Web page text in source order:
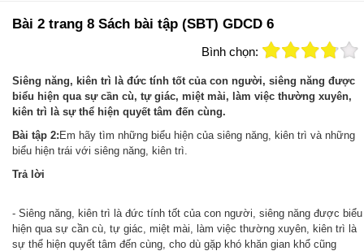
Bài 2 trang 8 Sách bài tập (SBT) GDCD 6
Bình chọn:
Siêng năng, kiên trì là đức tính tốt của con người, siêng năng được
biểu hiện qua sự cần cù, tự giác, miệt mài, làm việc thường xuyên,
kiên trì là sự thể hiện quyết tâm đến cùng.
Bài tập 2: Em hãy tìm những biểu hiện của siêng năng, kiên trì và những
biểu hiện trái với siêng năng, kiên trì.
Trảlời
- Siêng năng, kiên trì là đức tính tốt của con người, siêng năng được biểu
hiện qua sự cần cù, tự giác, miệt mài, làm việc thường xuyên, kiên trì là
sự thể hiện quyết tâm đến cùng, cho dù gặp khó khăn gian khổ cũng